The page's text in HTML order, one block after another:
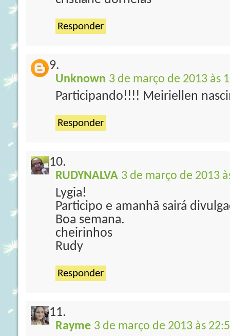
Responder
Unknown 3 de março de 2013 às
Participando!!!! Meiriellen
Responder
RUDYNALVA 3 de março de 2013
Lygia!
Participo e amanhã sairá
Boa semana.
cheirinhos
Rudy
Responder
Rayme 3 de março de 2013 às